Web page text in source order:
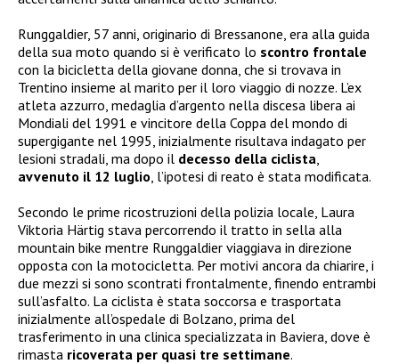
Runggaldier, 57 anni, originario di Bressanone, era alla guida
della sua moto quando si è verificato lo scontro frontale
con la bicicletta della giovane donna, che si trovava in
Trentino insieme al marito per il loro viaggio di nozze. L’ex
atleta azzurro, medaglia d’argento nella discesa libera ai
Mondiali del 1991 e vincitore della Coppa del mondo di
supergigante nel 1995, inizialmente risultava indagato per
lesioni stradali, ma dopo il decesso della ciclista
avvenuto il 12 luglio , l’ipotesi di reato è stata modificata.
Secondo le prime ricostruzioni della polizia locale, Laura
Viktoria Härtig stava percorrendo il tratto in sella alla
mountain bike mentre Runggaldier viaggiava in direzione
opposta con la motocicletta. Per motivi ancora da chiarire, i
due mezzi si sono scontrati frontalmente, finendo entrambi
sull’asfalto. La ciclista è stata soccorsa e trasportata
inizialmente all’ospedale di Bolzano, prima del
trasferimento in una clinica specializzata in Baviera, dove è
rimasta ricoverata per quasi tre settimane.